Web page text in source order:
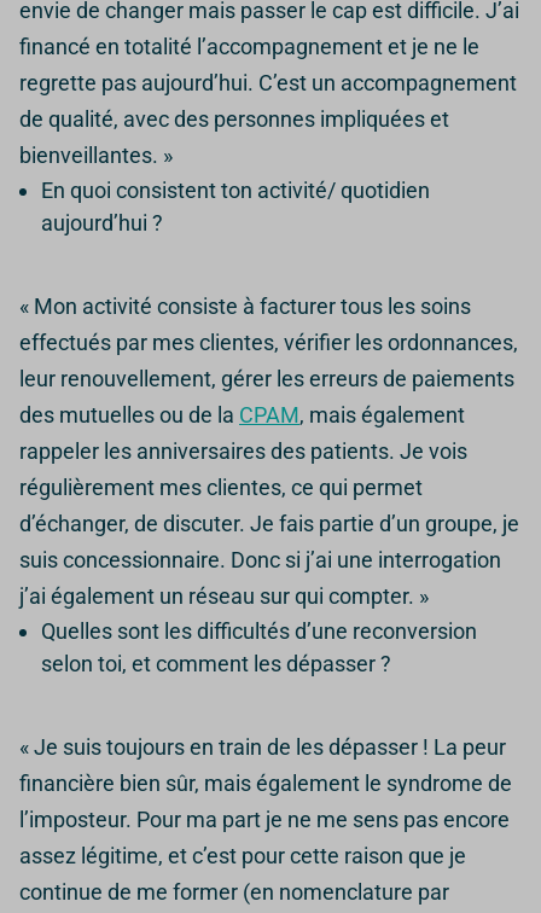
envie de changer mais passer le cap est difficile. J’ai
financé en totalité l’accompagnement et je ne le
regrette pas aujourd’hui. C’est un accompagnement
de qualité, avec des personnes impliquées et
bienveillantes. »
En quoi consistent ton activité/ quotidien
aujourd’hui ?
« Mon activité consiste à facturer tous les soins
effectués par mes clientes, vérifier les ordonnances,
leur renouvellement, gérer les erreurs de paiements
des mutuelles ou de la CPAM, mais également
rappeler les anniversaires des patients. Je vois
régulièrement mes clientes, ce qui permet
d’échanger, de discuter. Je fais partie d’un groupe, je
suis concessionnaire. Donc si j’ai une interrogation
j’ai également un réseau sur qui compter. »
Quelles sont les difficultés d’une reconversion
selon toi, et comment les dépasser ?
« Je suis toujours en train de les dépasser ! La peur
financière bien sûr, mais également le syndrome de
l’imposteur. Pour ma part je ne me sens pas encore
assez légitime, et c’est pour cette raison que je
continue de me former (en nomenclature par